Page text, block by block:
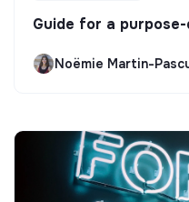
Guide for a
Noëmie Martin-